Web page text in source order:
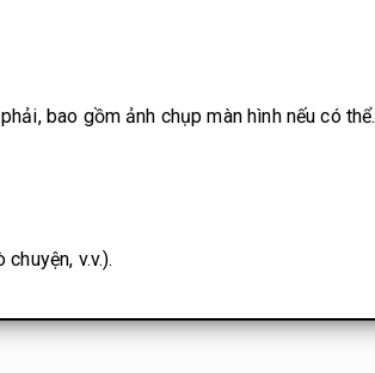
bao gồm ảnh chụp màn hình nếu có thể.
v.v.).